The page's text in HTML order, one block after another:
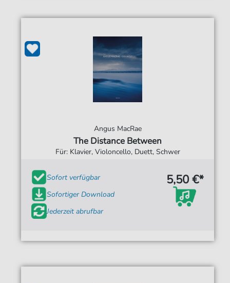
Angus MacRae
The Distance Between
Für: Klavier, Violoncello, Duett, Schwer
Sofort verfügbar
Sofortiger Download
Jederzeit abrufbar
5,50 €*